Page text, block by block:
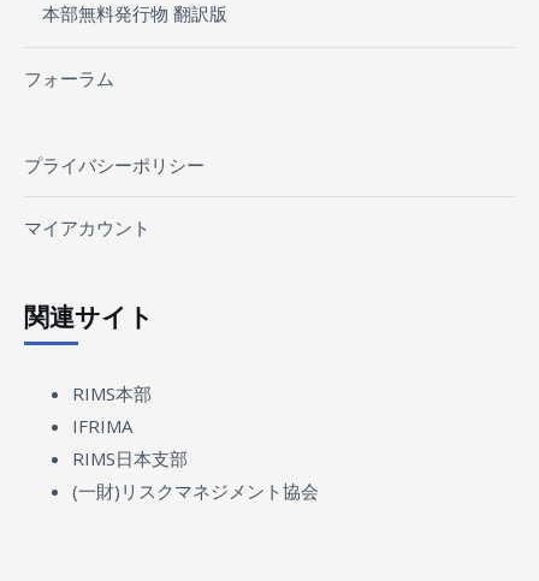
本部無料発行物 翻訳版
フォーラム
プライバシーポリシー
マイアカウント
関連サイト
RIMS本部
IFRIMA
RIMS日本支部
(一財)リスクマネジメント協会